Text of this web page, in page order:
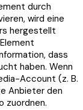
durch
wird eine
hergestellt
dass
haben. Wenn
Account (z. B.
Anbieter den
zuordnen.